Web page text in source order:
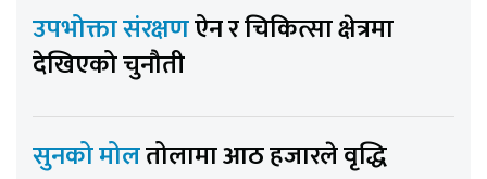
उपभोक्ता संरक्षणऐन र चिकित्सा क्षेत्रमा
देखिएको चुनौती
सुनको मोलतोलामा आठ हजारले वृद्धि